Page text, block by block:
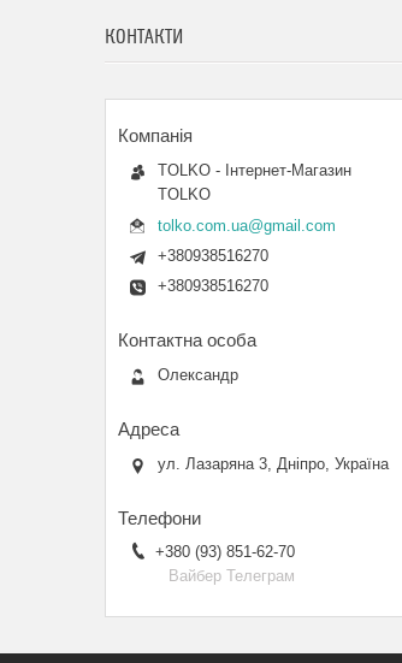
КОНТАКТИ
TOLKO - Інтернет-Магазин
TOLKO
tolko.com.ua@gmail.com
+380938516270
+380938516270
Олександр
ул. Лазаряна 3, Дніпро, Україна
+380 (93) 851-62-70
Вайбер Телеграм